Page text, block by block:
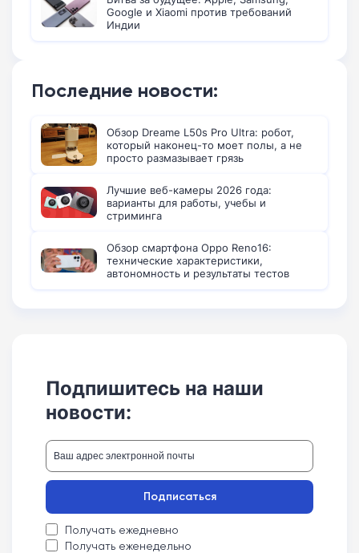
Google и Xiaomi против требований
Индии
Последние новости:
Обзор Dreame L50s Pro Ultra: робот,
который наконец-то моет полы, а не
просто размазывает грязь
Лучшие веб-камеры 2026 года:
варианты для работы, учебы и
стриминга
Обзор смартфона Oppo Reno16:
технические характеристики,
автономность и результаты тестов
Подпишитесь на наши
новости:
Получать ежедневно
Получать еженедельно
Подписаться